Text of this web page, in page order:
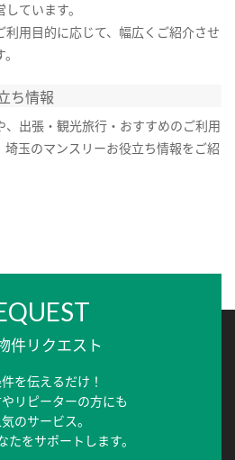
ています。
利用目的に応じて、幅広くご紹介させ
ち情報
、出張・観光旅行・おすすめのご利用
埼玉のマンスリーお役立ち情報をご紹
件リクエスト
を伝えるだけ！
リピーターの方にも
のサービス。
たをサポートします。